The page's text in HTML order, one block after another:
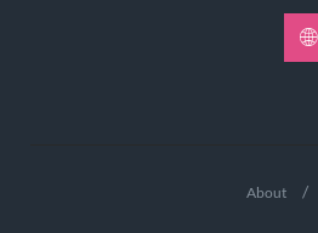
About